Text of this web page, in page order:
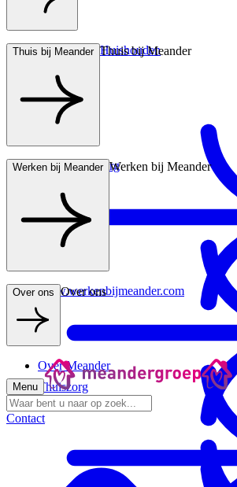
Hulp bij het Huishouden
Thuiszorg
Thuis bij Meander Thuis bij Meander
Wonen met zorg
Werken bij Meander Werken bij Meander
www.werkenbijmeander.com
Over ons Over ons
Over Meander
Menu
Contact